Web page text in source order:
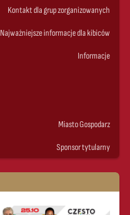
Kontakt dla grup zorganizowanych
Najważniejsze informacje dla kibiców
Informacje
Miasto Gospodarz
Sponsor tytularny